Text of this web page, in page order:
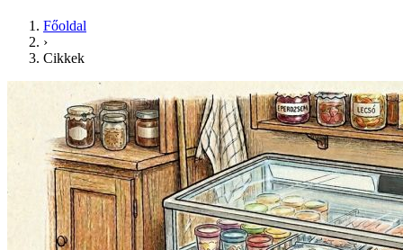
Főoldal
›
Cikkek